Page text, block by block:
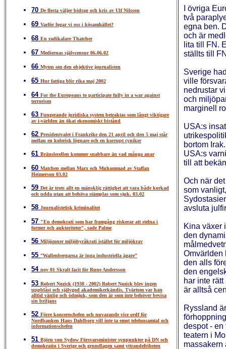
70 De flesta väljer bidrag och kris av Ulf Nilsson
69 Varför fogar vi oss i kösamhället?
68 En radikalare Thatcher
67 Mediernas självcensur 06.06.02
66 Myten om den objektive journalisten
65 Hur fattiga blir rika maj 2002
64 For the Europeans to participate fully in a war against
terrorism
63 Fungerande juridiska system betraktas som långt viktigare
av i-världen än ökat ekonomiskt bistånd
62 Presidentvalet i Frankrike den 21 april och den 5 maj står
mellan en kolerisk lögnare och en korrupt cyniker
61 Bränslecellen kommer snabbare än vad många anar
60 Matchen mellan Marx och Muhammad av Staffan
Heimerson 03.02
59 Det är trots allt en mänsklig rättighet att vara både korkad
och udda utan att behöva stämplas som sjuk. 03.02
58 Journalistetisk kriminalitet
57 "En demokrati som har framgång riskerar att stelna i
former och auktoriteter", sade Palme
56 Miljözoner miljöbyråkrati istället för miljökrav
55 ”Wallenbergarna är inga industriella ägare”
54 nov 01 Skralt facit för Rune Andersson
53 Robert Nozick (1938 - 2002) Robert Nozick blev ingen
uppblåst och självgod akademikerkändis. Tvärtom var han
alltid vänlig och ödmjuk, som den är som inte behöver bevisa
sin briljans
52 Förre koncernchefen och nuvarande vice ordf för
Nordbanken Hans Dahlborg vill inte ta emot telefonsamtal och
informationschefen
51 Björn von Sydow Försvarsminister synpunkter på DN och
demokratin i Sverige och grundlagen samt yttrandefriheten
I övriga
två
egna ben.
och är
lita till FN.
ställts till
Sverige
ville
nedrustar
och
marginell
USA:s
bortom
USA:s
till att
Och när
som
avsluta
Kina växer
den
Omvärlden
den alls
den
har inte
är alltså
Ryssland
despot - en
teatern i